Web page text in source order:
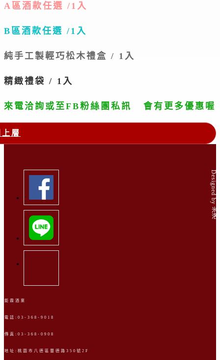
A區酒款任選 /1入
B區酒款任選 /1入
純手工製輕巧松木禮盒 / 1入
精緻禮袋 / 1入
來電洽詢或至FB粉絲團私訊 會有更多優惠喔
層
Designed by 米洛
鉅霖酒業
電話:03-368-9018
傳真:03-368-0908
地址:桃園市八德區豐德路350號2F